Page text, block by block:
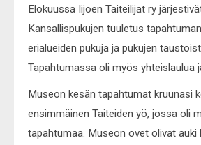
Elokuussa Iijoen Taiteilijat ry
Kansallispukujen tuuletus
erialueiden pukuja ja pukujen
Tapahtumassa oli myös yhteislaulua
Museon kesän tapahtumat kruunasi
ensimmäinen Taiteiden yö, jossa oli
tapahtumaa. Museon ovet olivat auki